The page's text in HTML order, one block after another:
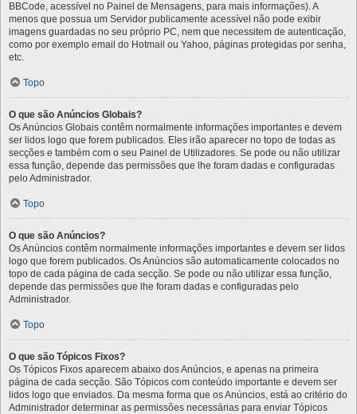
BBCode, acessível no Painel de Mensagens, para mais informações). A
menos que possua um Servidor publicamente acessível não pode exibir
imagens guardadas no seu próprio PC, nem que necessitem de autenticação,
como por exemplo email do Hotmail ou Yahoo, páginas protegidas por senha,
etc.
Topo
O que são Anúncios Globais?
Os Anúncios Globais contêm normalmente informações importantes e devem
ser lidos logo que forem publicados. Eles irão aparecer no topo de todas as
secções e também com o seu Painel de Utilizadores. Se pode ou não utilizar
essa função, depende das permissões que lhe foram dadas e configuradas
pelo Administrador.
Topo
O que são Anúncios?
Os Anúncios contêm normalmente informações importantes e devem ser lidos
logo que forem publicados. Os Anúncios são automaticamente colocados no
topo de cada página de cada secção. Se pode ou não utilizar essa função,
depende das permissões que lhe foram dadas e configuradas pelo
Administrador.
Topo
O que são Tópicos Fixos?
Os Tópicos Fixos aparecem abaixo dos Anúncios, e apenas na primeira
página de cada secção. São Tópicos com conteúdo importante e devem ser
lidos logo que enviados. Da mesma forma que os Anúncios, está ao critério do
Administrador determinar as permissões necessárias para enviar Tópicos